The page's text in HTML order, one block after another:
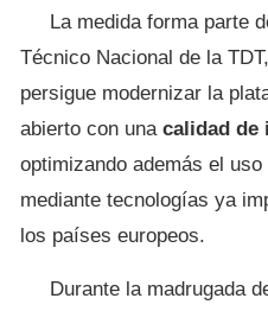
La medida forma parte
Técnico Nacional de la
persigue modernizar la
abierto con una calidad de
optimizando además el
mediante tecnologías ya
los países europeos.
Durante la madrugada